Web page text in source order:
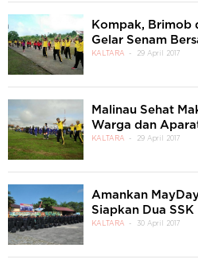
Kompak, Brimob
Gelar Senam
KALTARA 29 April 2017
Malinau Sehat
Warga dan
KALTARA 29 April 2017
Amankan
Siapkan Dua SSK
KALTARA 30 April 2017